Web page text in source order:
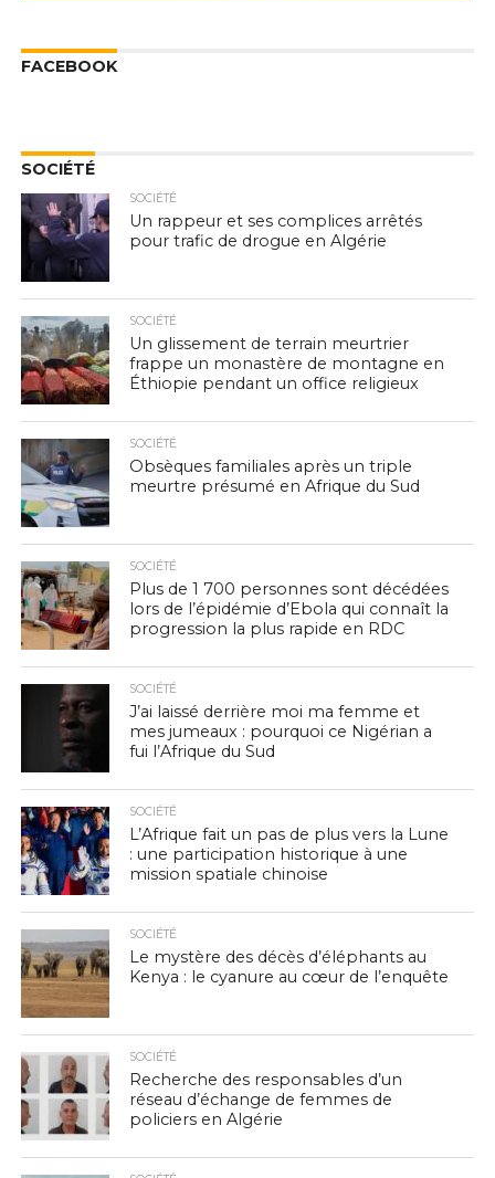
FACEBOOK
SOCIÉTÉ
SOCIÉTÉ
Un rappeur et ses complices arrêtés
pour trafic de drogue en Algérie
SOCIÉTÉ
Un glissement de terrain meurtrier
frappe un monastère de montagne en
Éthiopie pendant un office religieux
SOCIÉTÉ
Obsèques familiales après un triple
meurtre présumé en Afrique du Sud
SOCIÉTÉ
Plus de 1 700 personnes sont décédées
lors de l’épidémie d’Ebola qui connaît la
progression la plus rapide en RDC
SOCIÉTÉ
J’ai laissé derrière moi ma femme et
mes jumeaux : pourquoi ce Nigérian a
fui l’Afrique du Sud
SOCIÉTÉ
L’Afrique fait un pas de plus vers la Lune
: une participation historique à une
mission spatiale chinoise
SOCIÉTÉ
Le mystère des décès d’éléphants au
Kenya : le cyanure au cœur de l’enquête
SOCIÉTÉ
Recherche des responsables d’un
réseau d’échange de femmes de
policiers en Algérie